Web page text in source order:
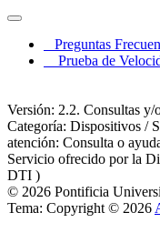
Preguntas
Prueba de
Versión: 2.2. Consultas y/
Categoría: Dispositivos /
atención: Consulta o
Servicio ofrecido por la
DTI )
© 2026 Pontificia
Tema: Copyright © 2026